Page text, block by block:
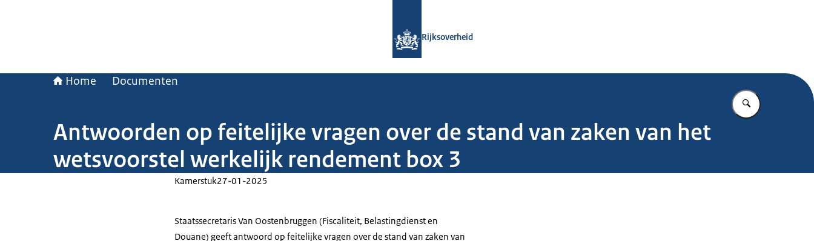
Rijksoverheid
Home Documenten
Vul in wat u
Antwoorden op feitelijke vragen over de stand van zaken van het
wetsvoorstel werkelijk rendement box 3
Kamerstuk27-01-2025
Staatssecretaris Van Oostenbruggen (Fiscaliteit, Belastingdienst en
Douane) geeft antwoord op feitelijke vragen over de stand van zaken van